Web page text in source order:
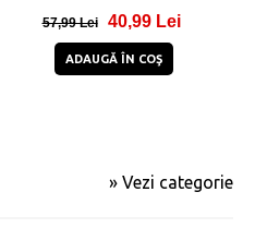
Ajustabil, Negru
57,99 Lei 40,99 Lei
ADAUGĂ ÎN COŞ
» Vezi categorie